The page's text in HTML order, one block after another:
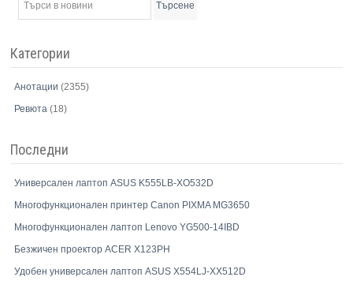
Търсене
Категории
Анотации(2355)
Ревюта(18)
Последни
Универсален лаптоп ASUS K555LB-XO532D
Многофункционален принтер Canon PIXMA MG3650
Многофункционален лаптоп Lenovo YG500-14IBD
Безжичен проектор ACER X123PH
Удобен универсален лаптоп ASUS X554LJ-XX512D